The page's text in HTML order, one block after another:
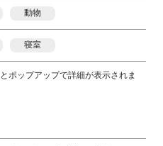
動物
寝室
ポップアップで詳細が表示されま